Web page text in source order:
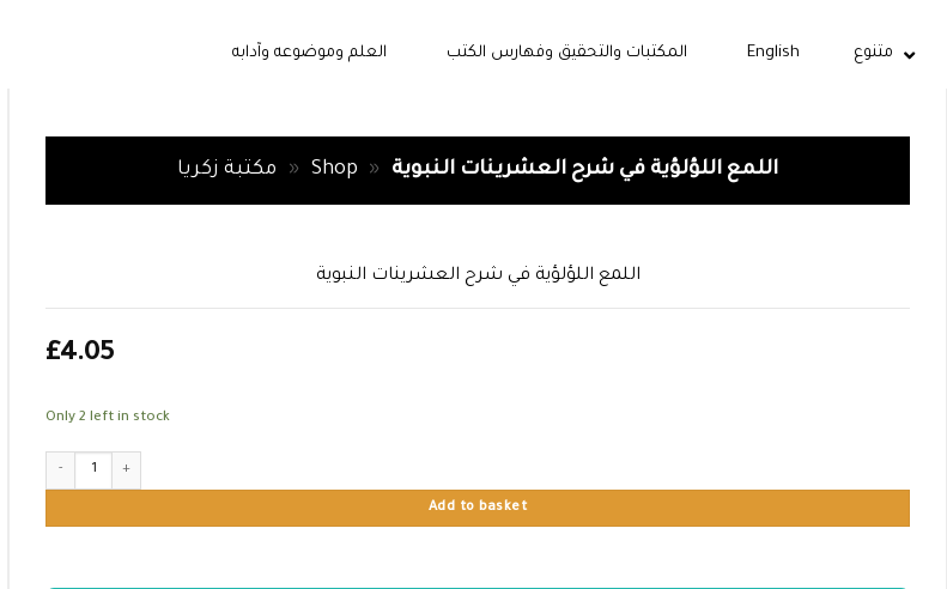
العلم وموضوعه وآدابه المكتبات والتحقيق وفهارس الكتب متنوع English
مكتبة زكريا » Shop » اللمع اللؤلؤية في شرح العشرينات النبوية
اللمع اللؤلؤية في شرح العشرينات النبوية
£4.05
Only 2 left in stock
Add to basket